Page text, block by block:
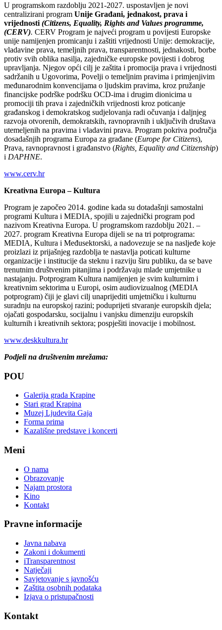
U programskom razdoblju 2021-2027. uspostavljen je novi
centralizirani program Unije Građani, jednakost, prava i
vrijednosti (Citizens, Equality, Rights and Values programme,
(CERV). CERV Program je najveći program u povijesti Europske
unije namijenjen promicanju i zaštiti vrijednosti Unije: demokracije,
vladavine prava, temeljnih prava, transparentnosti, jednakosti, borbe
protiv svih oblika nasilja, zajedničke europske povijesti i dobrog
upravljanja. Njegov opći cilj je zaštita i promocija prava i vrijednosti
sadržanih u Ugovorima, Povelji o temeljnim pravima i primjenjivim
međunarodnim konvencijama o ljudskim pravima, kroz pružanje
financijske podrške podršku OCD-ima i drugim dionicima u
promociji tih prava i zajedničkih vrijednosti kroz poticanje
građanskog i demokratskog sudjelovanja radi očuvanja i daljnjeg
razvoja otvorenih, demokratskih, ravnopravnih i uključivih društava
utemeljenih na pravima i vladavini prava. Program pokriva područja
dosadašnjih programa Europa za građane (Europe for Citizens),
Prava, ravnopravnost i građanstvo (Rights, Equality and Citizenship)
i DAPHNE.
www.cerv.hr
Kreativna Europa – Kultura
Program je započeo 2014. godine kada su dotadašnji samostalni
programi Kultura i MEDIA, spojili u zajednički program pod
nazivom Kreativna Europa. U programskom razdoblju 2021. –
2027. program Kreativna Europa dijeli se na tri potprograma:
MEDIA, Kultura i Međusektorski, a nadovezuje se na nasljeđe koje
proizlazi iz prijašnjeg razdoblja te nastavlja poticati kulturne
organizacije i institucije da steknu i razviju širu publiku, da se bave
trenutnim društvenim pitanjima i podržavaju mlade umjetnike u
nastajanju. Potprogram Kultura namijenjen je svim kulturnim i
kreativnim sektorima u Europi, osim audiovizualnog (MEDIA
potprogram) čiji je glavi cilj unaprijediti umjetničku i kulturnu
suradnju na europskoj razini; poduprijeti stvaranje europskih djela;
ojačati gospodarsku, socijalnu i vanjsku dimenziju europskih
kulturnih i kreativnih sektora; pospješiti inovacije i mobilnost.
www.deskkultura.hr
Podjeli na društvenim mrežama:
POU
Galerija grada Krapine
Stari grad Krapina
Muzej Ljudevita Gaja
Forma prima
Kazališne predstave i koncerti
Meni
O nama
Obrazovanje
Najam prostora
Kino
Kontakt
Pravne informacije
Javna nabava
Zakoni i dokumenti
iTransparentnost
Natječaji
Savjetovanje s javnošću
Zaštita osobnih podataka
Izjava o pristupačnosti
Kontakt